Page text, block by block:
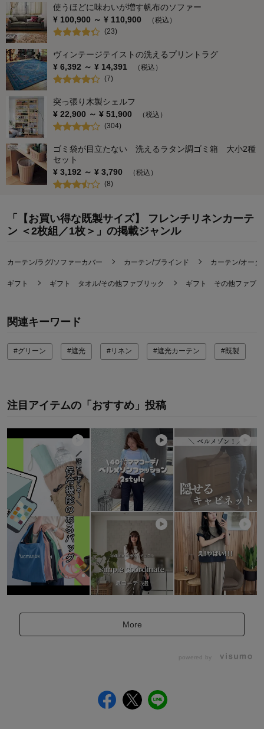
使うほどに味わいが増す帆布のソファー
¥ 100,900 ～ ¥ 110,900
（税込）
(23)
ヴィンテージテイストの洗えるプリントラグ
¥ 6,392 ～ ¥ 14,391
（税込）
(7)
突っ張り木製シェルフ
¥ 22,900 ～ ¥ 51,900
（税込）
(304)
ゴミ袋が目立たない 洗えるラタン調ゴミ箱 大小2種
セット
¥ 3,192 ～ ¥ 3,790
（税込）
(8)
「【お買い得な既製サイズ】 フレンチリネンカーテ
ン ＜2枚組／1枚＞」の掲載ジャンル
カーテン/ラグ/ソファーカバー カーテン/ブラインド カーテン/オーダ
ギフト ギフト タオル/その他ファブリック ギフト その他ファブ
関連キーワード
#グリーン #遮光 #リネン #遮光カーテン #既製
注目アイテムの「おすすめ」投稿
More
powered by